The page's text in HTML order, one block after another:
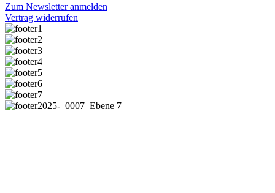
Zum Newsletter anmelden
Vertrag widerrufen